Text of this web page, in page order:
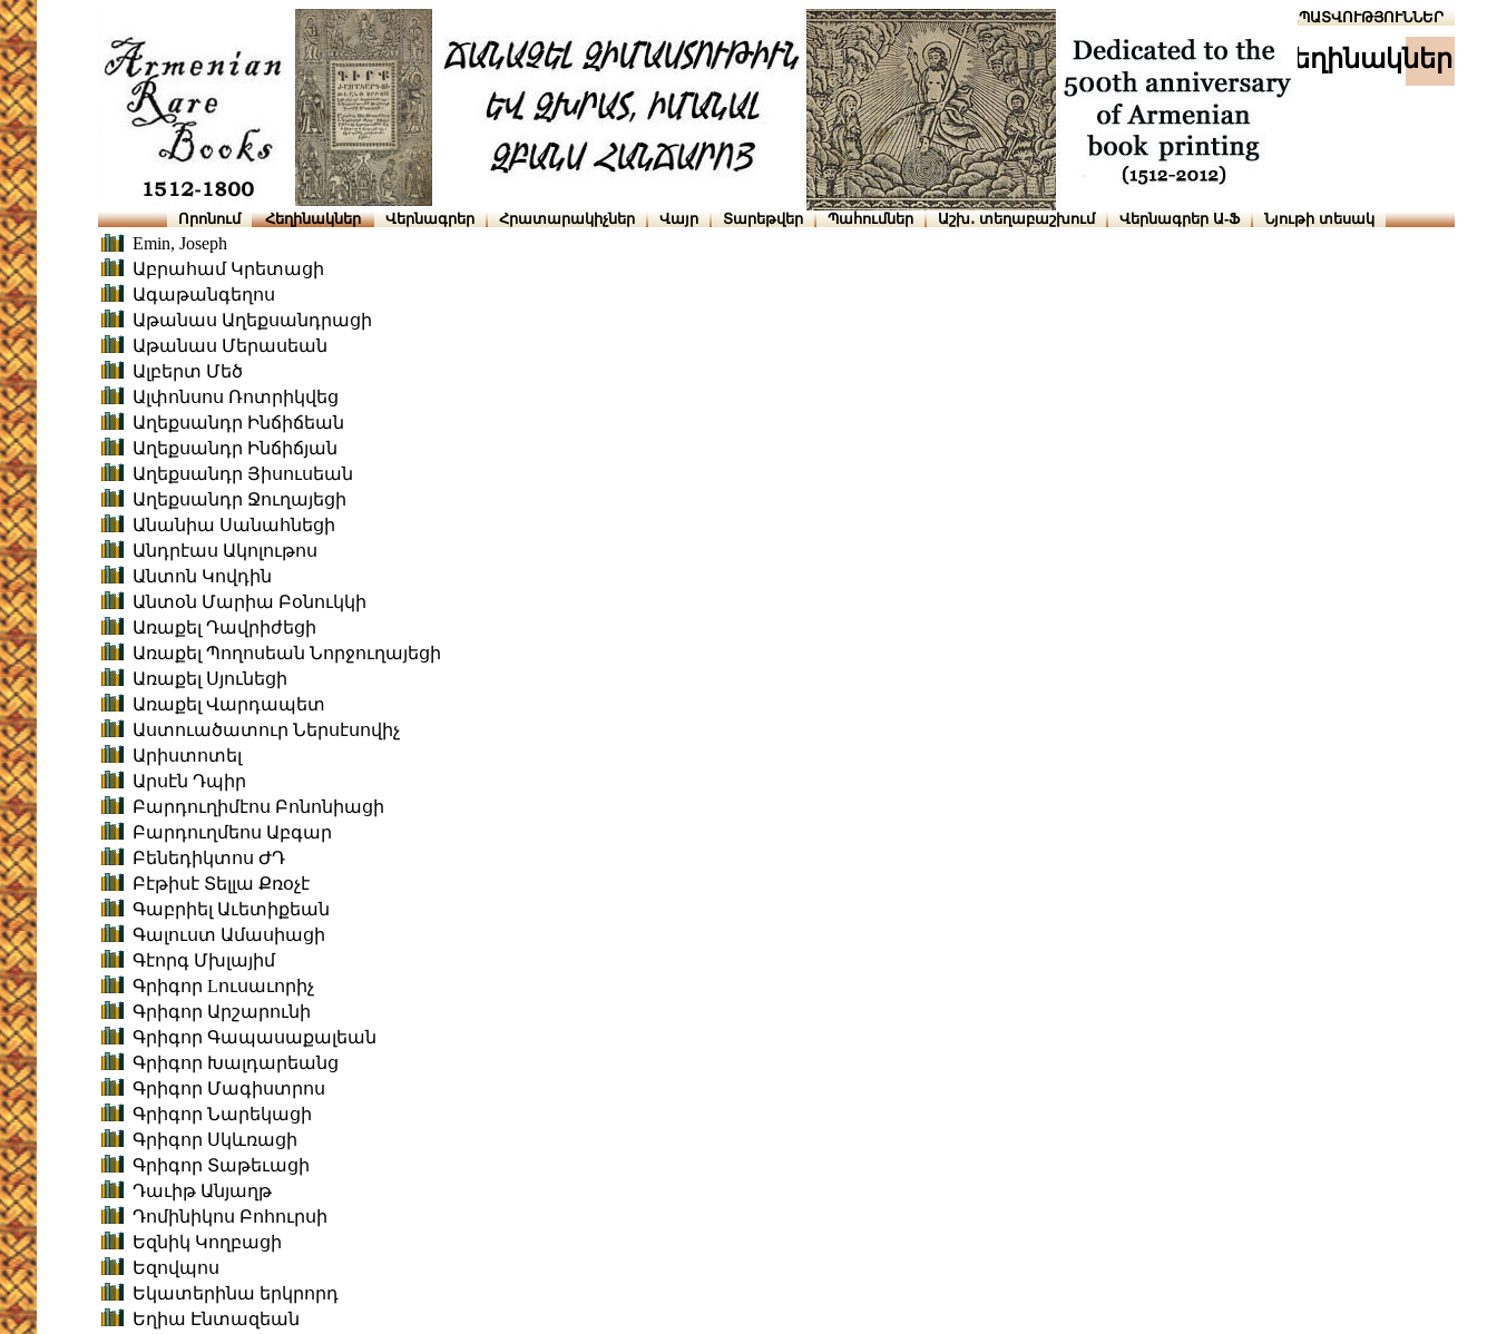
ՆԱԽԱՊԱՏՎՈՒԹՅՈՒՆՆԵՐ
հեղինակներ
Որոնում Հեղինակներ Վերնագրեր Հրատարակիչներ Վայր Տարեթվեր Պահումներ Աշխ․ տեղաբաշխում Վերնագրեր Ա-Ֆ Նյութի տեսակ
Emin, Joseph
Աբրահամ Կրետացի
Ագաթանգեղոս
Աթանաս Աղեքսանդրացի
Աթանաս Մերասեան
Ալբերտ Մեծ
Ալփոնսոս Ռոտրիկվեց
Աղեքսանդր Ինճիճեան
Աղեքսանդր Ինճիճյան
Աղեքսանդր Յիսուսեան
Աղեքսանդր Ջուղայեցի
Անանիա Սանահնեցի
Անդրէաս Ակոլութոս
Անտոն Կովդին
Անտօն Մարիա Բօնուկկի
Առաքել Դավրիժեցի
Առաքել Պողոսեան Նորջուղայեցի
Առաքել Սյունեցի
Առաքել Վարդապետ
Աստուածատուր Ներսէսովիչ
Արիստոտել
Արսէն Դպիր
Բարդուղիմէոս Բոնոնիացի
Բարդուղմեոս Աբգար
Բենեդիկտոս ԺԴ
Բէթիսէ Տելլա Քռօչէ
Գաբրիել Աւետիքեան
Գալուստ Ամասիացի
Գէորգ Մխլայիմ
Գրիգոր Lուսաւորիչ
Գրիգոր Արշարունի
Գրիգոր Գապասաքալեան
Գրիգոր Խալդարեանց
Գրիգոր Մագիստրոս
Գրիգոր Նարեկացի
Գրիգոր Սկևռացի
Գրիգոր Տաթեւացի
Դաւիթ Անյաղթ
Դոմինիկոս Բոհուրսի
Եզնիկ Կողբացի
Եզովպոս
Եկատերինա երկրորդ
Եղիա Էնտազեան